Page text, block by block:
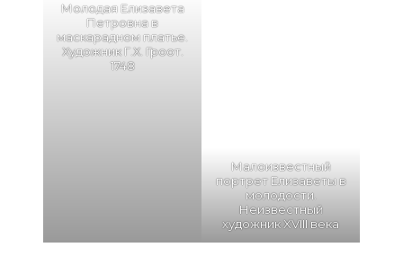
Молодая Елизавета
Петровна в
маскарадном платье.
Художник Г.Х. Гроот.
1748
Малоизвестный
портрет Елизаветы в
молодости.
Неизвестный
художник XVIII века